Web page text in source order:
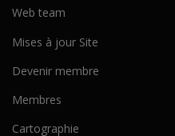
Web team
Mises à jour Site
Devenir membre
Membres
Cartographie